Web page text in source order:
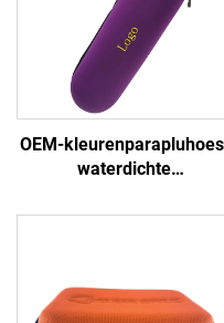
OEM-
waterdichte
koffer voor opbergen van
om mee te nemen,
opbergkoffer